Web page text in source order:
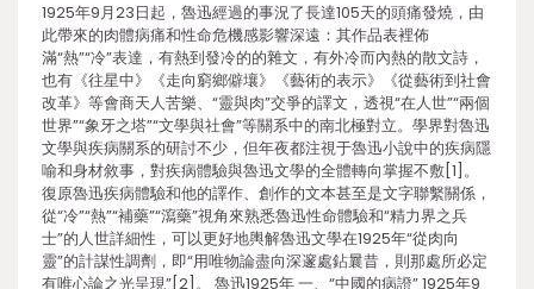
1925年9月23日起，魯迅經過的事況了長達105天的頭痛發燒，由
此帶來的肉體病痛和性命危機感影響深遠：其作品表裡佈
滿“熱”“冷”表達，有熱到發冷的的雜文，有外冷而內熱的散文詩，
也有《往星中》《走向窮鄉僻壤》《藝術的表示》《從藝術到社會
改革》等會商天人苦樂、“靈與肉”交爭的譯文，透視“在人世”“兩個
世界”“象牙之塔”“文學與社會”等關系中的南北極對立。學界對魯迅
文學與疾病關系的研討不少，但年夜都注視于魯迅小說中的疾病隱
喻和身材敘事，對疾病體驗與魯迅文學的全體轉向掌握不敷[1]。
復原魯迅疾病體驗和他的譯作、創作的文本甚至是文字聯繫關係，
從“冷”“熱”“補藥”“瀉藥”視角來熟悉魯迅性命體驗和“精力界之兵
士”的人世詳細性，可以更好地輿解魯迅文學在1925年“從肉向
靈”的計謀性調劑，即“用唯物論盡向深邃處鉆曩昔，則那處所必定
有唯心論之光呈現”[2]。 魯迅1925年 一、“中國的病證” 1925年9